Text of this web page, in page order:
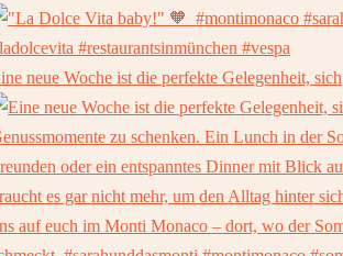
neue Woche ist die perfekte Gelegenheit, sich